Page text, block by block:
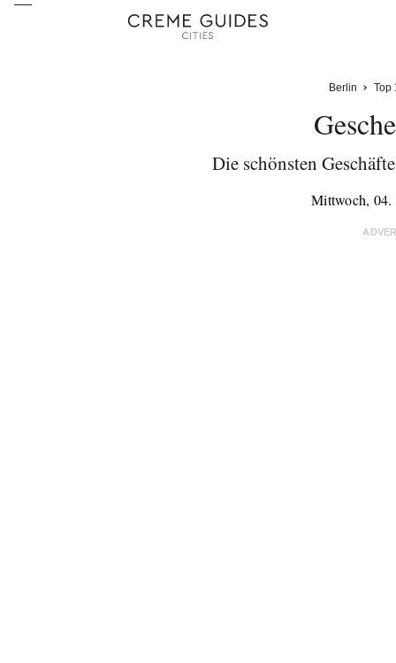
Berlin Top
Die schönsten
Mittwoch, 04.